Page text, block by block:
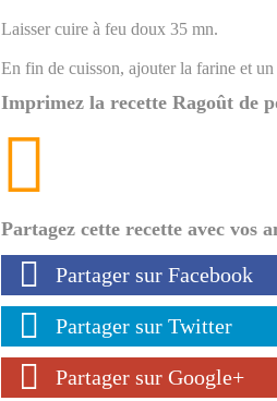
Laisser cuire à feu doux 35 mn.
En fin de cuisson, ajouter la farine et un
Imprimez la recette Ragoût de
Partagez cette recette avec vos
Partager sur Facebook
Partager sur Twitter
Partager sur Google+